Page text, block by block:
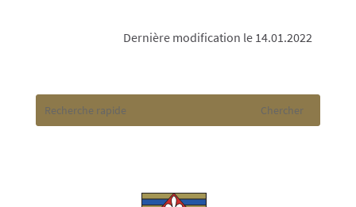
Dernière modification le 14.01.2022